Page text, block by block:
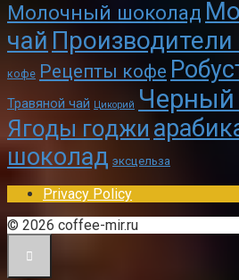
Молочный шоколад
чай
кофе Рецепты кофе
Травяной чай Цикорий Черный
Ягоды годжи
шоколад эксцельза
Privacy Policy
© 2026 coffee-mir.ru